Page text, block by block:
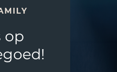
op